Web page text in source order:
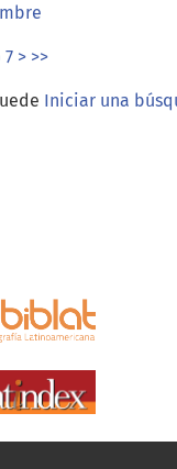
7 > >>
Iniciar una